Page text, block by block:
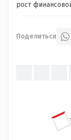
рост
Поделиться